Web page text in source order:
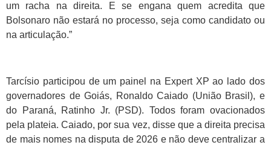
um racha na direita. E se engana quem acredita que
Bolsonaro não estará no processo, seja como candidato ou
na articulação.”
Tarcísio participou de um painel na Expert XP ao lado dos
governadores de Goiás, Ronaldo Caiado (União Brasil), e
do Paraná, Ratinho Jr. (PSD). Todos foram ovacionados
pela plateia. Caiado, por sua vez, disse que a direita precisa
de mais nomes na disputa de 2026 e não deve centralizar a